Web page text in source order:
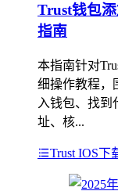
Trust钱包
指南
本指南针对
细操作教程，
入钱包、找到
址、核...
Trust IOS下